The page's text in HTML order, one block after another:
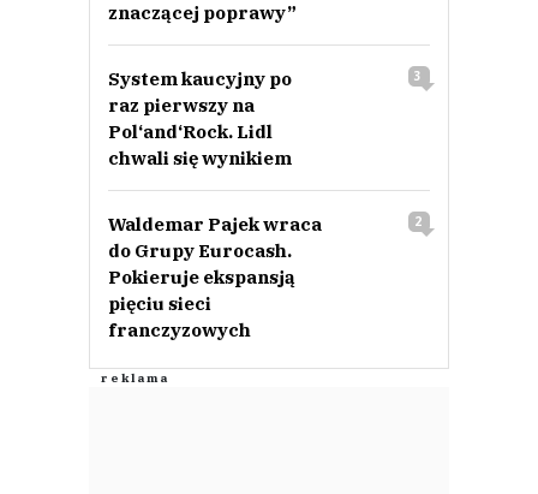
This comment was minimized by the moderator on the site
by poryło tu straty spowodowane brakiem wypłaty i do domu. Jak
pieniądze dojdą można się potem rozliczyć.
Odpowiedz
Nie znaleziono komentarzy
Zostaw swoje komentarze
znaczącej poprawy”
System kaucyjny po
raz pierwszy na
Pol‘and‘Rock. Lidl
chwali się wynikiem
3
Waldemar Pajek wraca
do Grupy Eurocash.
Pokieruje ekspansją
pięciu sieci
franczyzowych
2